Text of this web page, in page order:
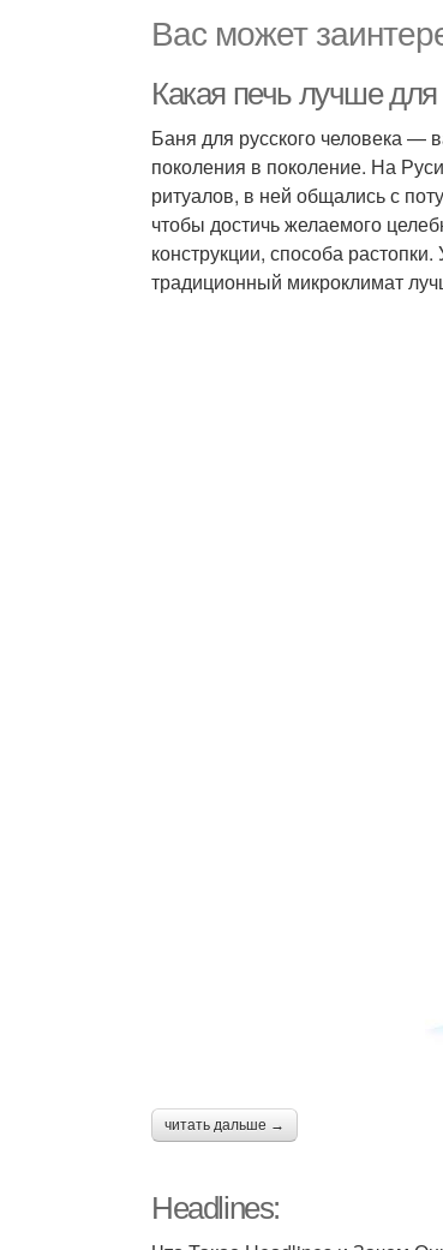
Вас может
Какая печь лучше
Баня для русского человека —
поколения в поколение. На
ритуалов, в ней общались с
чтобы достичь желаемого
конструкции, способа
традиционный микроклимат
читать дальше →
Headlines: